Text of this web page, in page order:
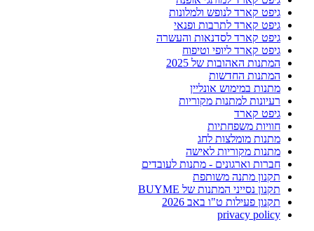
גיפט קארד לנופש ולמלונות
גיפט קארד לתרבות ופנאי
גיפט קארד לסדנאות והעשרה
גיפט קארד ליופי וטיפוח
המתנות האהובות של 2025
המתנות החדשות
מתנות במימוש אונליין
רעיונות למתנות מקוריות
גיפט קארד
חוויות משפחתיות
מתנות מומלצות לחג
מתנות מקוריות לאישה
חברות וארגונים - מתנות לעובדים
תקנון מתנה משותפת
תקנון נסייני המתנות של BUYME
תקנון פעילות ט"ו באב 2026
privacy policy